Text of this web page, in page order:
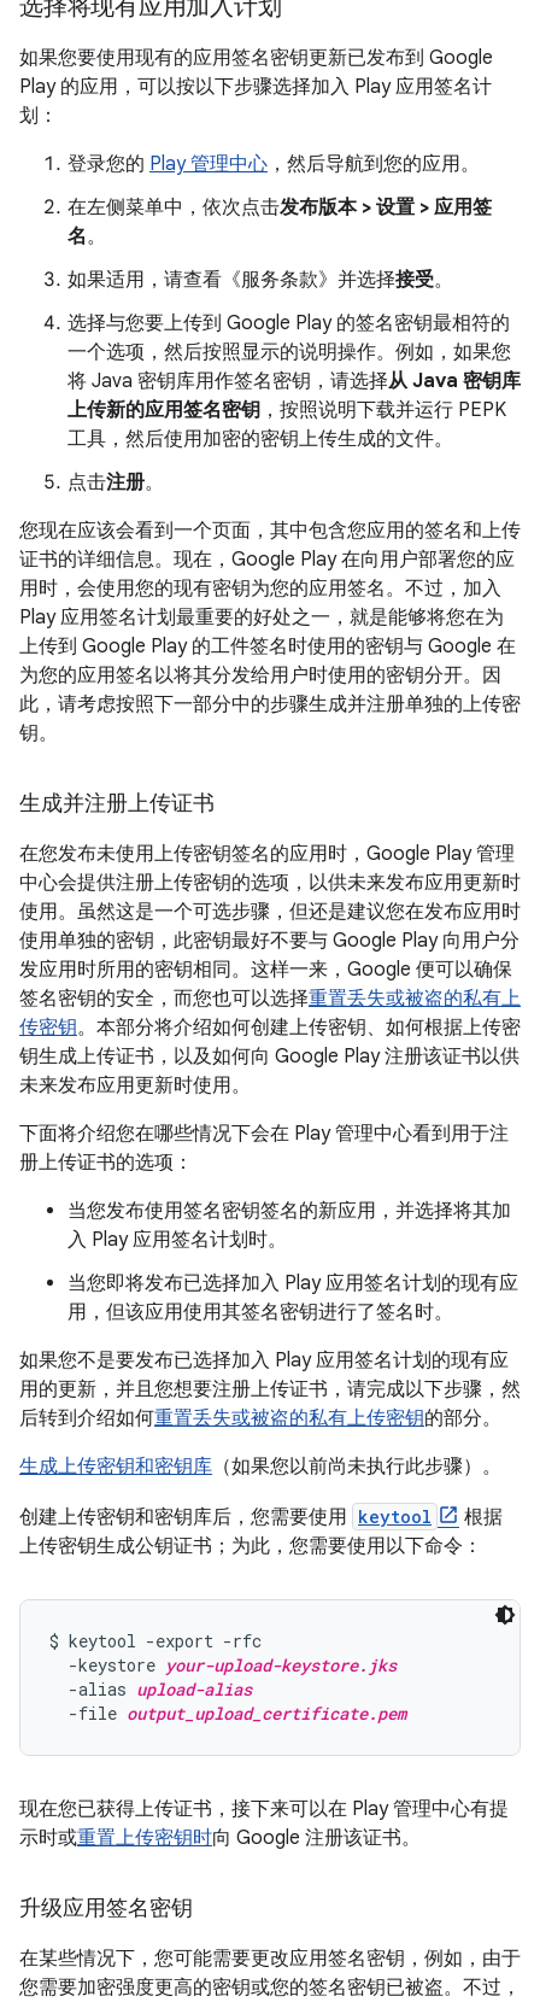
选择将现有应用加入计划
如果您要使用现有的应用签名密钥更新已发布到 Google
Play 的应用，可以按以下步骤选择加入 Play 应用签名计
划：
登录您的 Play 管理中心 ，然后导航到您的应用。
在左侧菜单中，依次点击发布版本 > 设置 > 应用签
名。
如果适用，请查看《服务条款》并选择接受。
选择与您要上传到 Google Play 的签名密钥最相符的
一个选项，然后按照显示的说明操作。例如，如果您
将 Java 密钥库用作签名密钥，请选择从 Java 密钥库
上传新的应用签名密钥 ，按照说明下载并运行 PEPK
工具，然后使用加密的密钥上传生成的文件。
点击注册。
您现在应该会看到一个页面，其中包含您应用的签名和上传
证书的详细信息。现在，Google Play 在向用户部署您的应
用时，会使用您的现有密钥为您的应用签名。不过，加入
Play 应用签名计划最重要的好处之一，就是能够将您在为
上传到 Google Play 的工件签名时使用的密钥与 Google 在
为您的应用签名以将其分发给用户时使用的密钥分开。因
此，请考虑按照下一部分中的步骤生成并注册单独的上传密
钥。
生成并注册上传证书
在您发布未使用上传密钥签名的应用时，Google Play 管理
中心会提供注册上传密钥的选项，以供未来发布应用更新时
使用。虽然这是一个可选步骤，但还是建议您在发布应用时
使用单独的密钥，此密钥最好不要与 Google Play 向用户分
发应用时所用的密钥相同。这样一来，Google 便可以确保
签名密钥的安全，而您也可以选择重置丢失或被盗的私有上
传密钥。本部分将介绍如何创建上传密钥、如何根据上传密
钥生成上传证书，以及如何向 Google Play 注册该证书以供
未来发布应用更新时使用。
下面将介绍您在哪些情况下会在 Play 管理中心看到用于注
册上传证书的选项：
当您发布使用签名密钥签名的新应用，并选择将其加
入 Play 应用签名计划时。
当您即将发布已选择加入 Play 应用签名计划的现有应
用，但该应用使用其签名密钥进行了签名时。
如果您不是要发布已选择加入 Play 应用签名计划的现有应
用的更新，并且您想要注册上传证书，请完成以下步骤，然
后转到介绍如何重置丢失或被盗的私有上传密钥的部分。
生成上传密钥和密钥库 （如果您以前尚未执行此步骤）。
创建上传密钥和密钥库后，您需要使用 keytool
根据
上传密钥生成公钥证书；为此，您需要使用以下命令：
$ keytool -export -rfc
  -keystore
your-upload-keystore.jks
  -alias
upload-alias
  -file
output_upload_certificate.pem
现在您已获得上传证书，接下来可以在 Play 管理中心有提
示时或重置上传密钥时向 Google 注册该证书。
升级应用签名密钥
在某些情况下，您可能需要更改应用签名密钥，例如，由于
您需要加密强度更高的密钥或您的签名密钥已被盗。不过，